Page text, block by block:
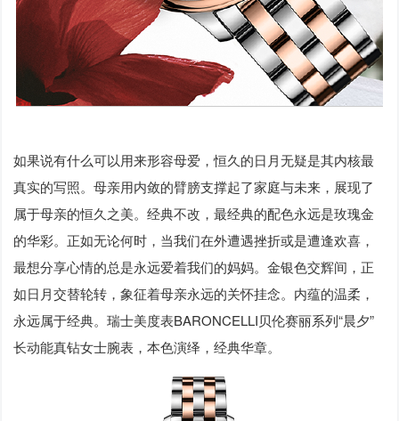
如果说有什么可以用来形容母爱，恒久的日月无疑是其内核最
真实的写照。母亲用内敛的臂膀支撑起了家庭与未来，展现了
属于母亲的恒久之美。经典不改，最经典的配色永远是玫瑰金
的华彩。正如无论何时，当我们在外遭遇挫折或是遭逢欢喜，
最想分享心情的总是永远爱着我们的妈妈。金银色交辉间，正
如日月交替轮转，象征着母亲永远的关怀挂念。内蕴的温柔，
永远属于经典。瑞士美度表BARONCELLI贝伦赛丽系列“晨夕”
长动能真钻女士腕表，本色演绎，经典华章。